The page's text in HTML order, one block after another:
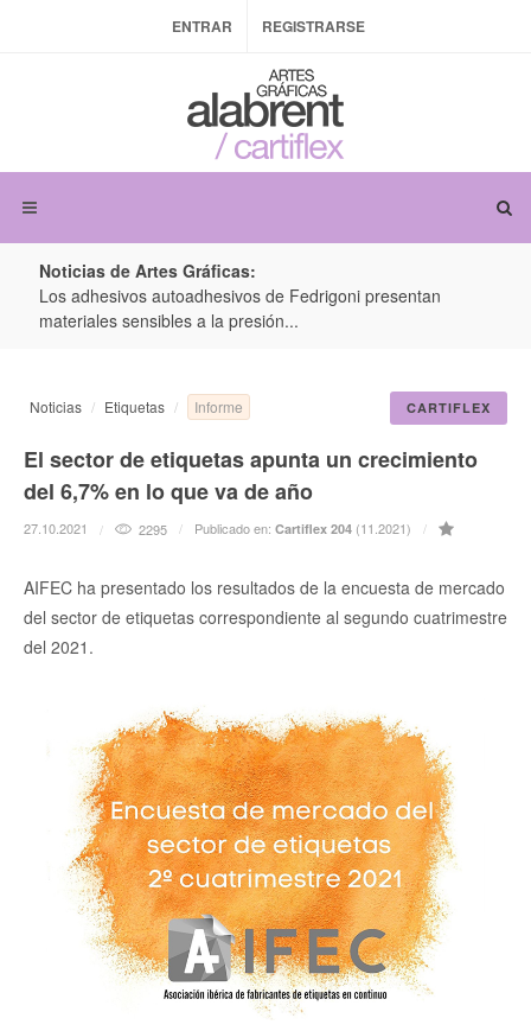
ENTRAR REGISTRARSE
Noticias de Artes Gráficas:
Los adhesivos autoadhesivos de Fedrigoni presentan
materiales sensibles a la presión...
CARTIFLEX
Noticias Etiquetas Informe
El sector de etiquetas apunta un crecimiento
del 6,7% en lo que va de año
27.10.2021 2295 Publicado en: Cartiflex 204 (11.2021)
AIFEC ha presentado los resultados de la encuesta de mercado
del sector de etiquetas correspondiente al segundo cuatrimestre
del 2021.